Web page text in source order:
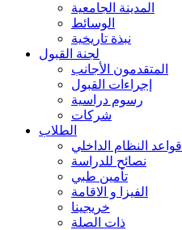
المدينة الجامعية
الوسائط
نبذة تاريخية
لجنة القبول
المتقدمون الأجانب
إجراءات القبول
رسوم دراسية
شركات
الطلاب
قواعد النظام الداخلي
نصائح للدراسة
تأمين طبي
الفيزا و الاقامة
خريجينا
ذات الصلة